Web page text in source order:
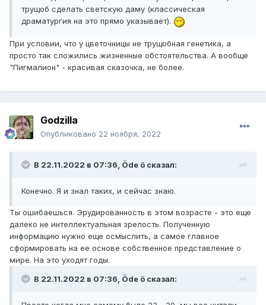
трущоб сделать светскую даму (классическая
драматургия на это прямо указывает).
При условии, что у цветочницы не трущобная генетика, а
просто так сложились жизненные обстоятельства. А вообще
"Пигмалион" - красивая сказочка, не более.
Godzilla
Опубликовано 22 ноября, 2022
В 22.11.2022 в 07:36, Öde ö сказал:
Конечно. Я и знал таких, и сейчас знаю.
Ты ошибаешься. Эрудированность в этом возрасте - это еще
далеко не интеллектуальная зрелость. Полученную
информацию нужно еще осмыслить, а самое главное
сформировать на ее основе собственное представление о
мире. На это уходят годы.
В 22.11.2022 в 07:36, Öde ö сказал: